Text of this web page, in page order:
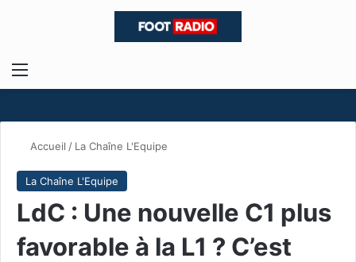
Menu
Accueil / La Chaîne L'Equipe
La Chaîne L'Equipe
LdC : Une nouvelle C1 plus
favorable à la L1 ? C’est